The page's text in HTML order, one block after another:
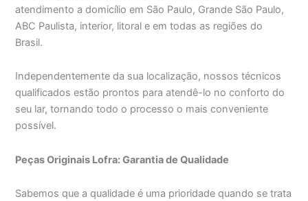
atendimento a domicílio em São Paulo, Grande São Paulo,
ABC Paulista, interior, litoral e em todas as regiões do
Brasil.
Independentemente da sua localização, nossos técnicos
qualificados estão prontos para atendê-lo no conforto do
seu lar, tornando todo o processo o mais conveniente
possível.
Peças Originais Lofra: Garantia de Qualidade
Sabemos que a qualidade é uma prioridade quando se trata